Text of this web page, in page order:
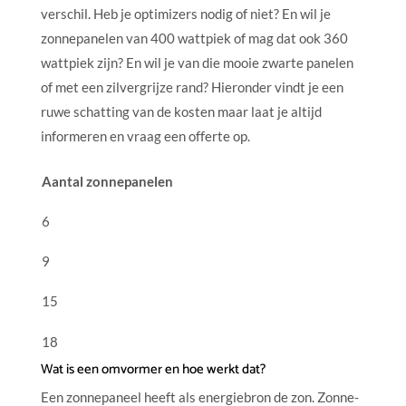
verschil. Heb je optimizers nodig of niet? En wil je
zonnepanelen van 400 wattpiek of mag dat ook 360
wattpiek zijn? En wil je van die mooie zwarte panelen
of met een zilvergrijze rand? Hieronder vindt je een
ruwe schatting van de kosten maar laat je altijd
informeren en vraag een offerte op.
Aantal zonnepanelen
6
9
15
18
Wat is een omvormer en hoe werkt dat?
Een zonnepaneel heeft als energiebron de zon. Zonne-